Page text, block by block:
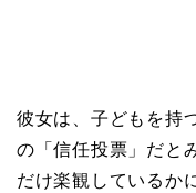
彼女は、子どもを持
の「信任投票」だと
だけ楽観しているか